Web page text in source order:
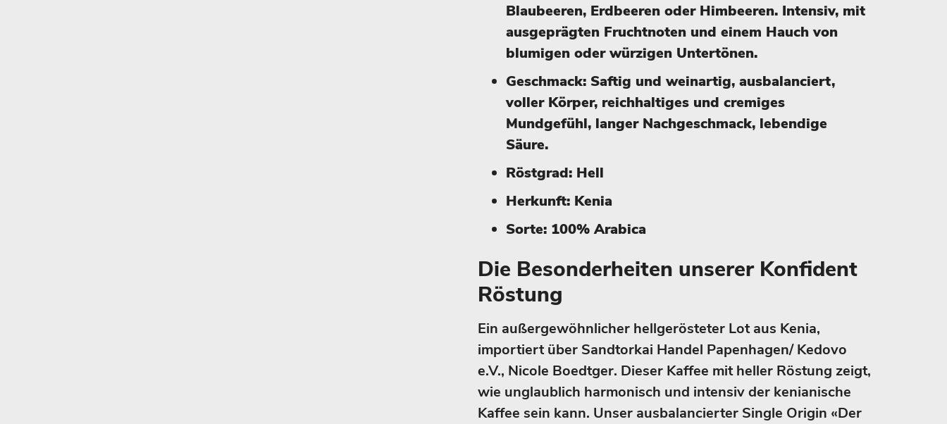
Blaubeeren, Erdbeeren oder Himbeeren. Intensiv, mit
ausgeprägten Fruchtnoten und einem Hauch von
blumigen oder würzigen Untertönen.
Geschmack: Saftig und weinartig, ausbalanciert,
voller Körper, reichhaltiges und cremiges
Mundgefühl, langer Nachgeschmack, lebendige
Säure.
Röstgrad: Hell
Herkunft: Kenia
Sorte: 100% Arabica
Die Besonderheiten unserer Konfident
Röstung
Ein außergewöhnlicher hellgerösteter Lot aus Kenia,
importiert über Sandtorkai Handel Papenhagen/ Kedovo
e.V., Nicole Boedtger. Dieser Kaffee mit heller Röstung zeigt,
wie unglaublich harmonisch und intensiv der kenianische
Kaffee sein kann. Unser ausbalancierter Single Origin «Der